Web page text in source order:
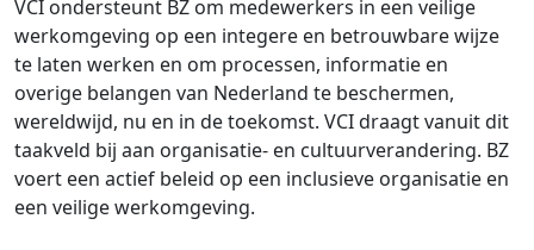
VCI ondersteunt BZ om medewerkers in een veilige
werkomgeving op een integere en betrouwbare wijze
te laten werken en om processen, informatie en
overige belangen van Nederland te beschermen,
wereldwijd, nu en in de toekomst. VCI draagt vanuit dit
taakveld bij aan organisatie- en cultuurverandering. BZ
voert een actief beleid op een inclusieve organisatie en
een veilige werkomgeving.